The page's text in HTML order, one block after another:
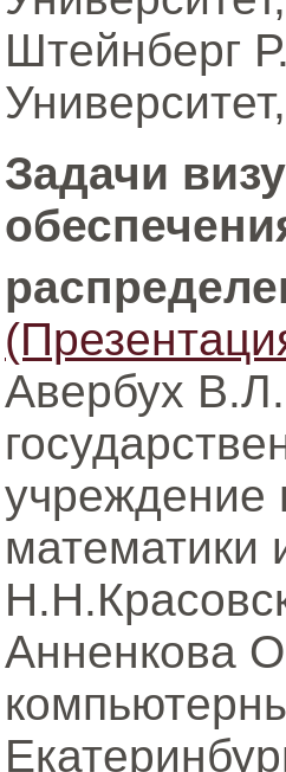
Штейнберг
Задачи
Авербух
учреждение
математики
Анненкова